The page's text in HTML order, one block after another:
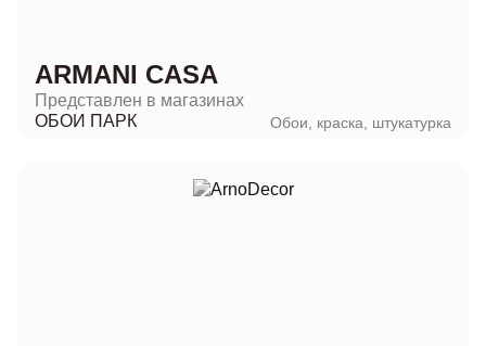
ARMANI CASA
Представлен в магазинах
ОБОИ ПАРК
Обои, краска, штукатурка